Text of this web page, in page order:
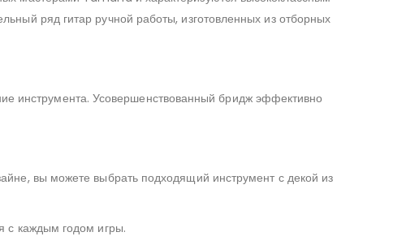
ряд гитар ручной работы, изготовленных из отборных
инструмента. Усовершенствованный бридж эффективно
вы можете выбрать подходящий инструмент с декой из
с каждым годом игры.